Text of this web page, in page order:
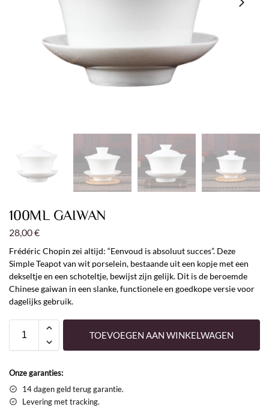
100ML GAIWAN
28,00€
Frédéric Chopin zei altijd: “Eenvoud is absoluut succes”. Deze
Simple Teapot van wit porselein, bestaande uit een kopje met een
dekseltje en een schoteltje, bewijst zijn gelijk. Dit is de beroemde
Chinese gaiwan in een slanke, functionele en goedkope versie voor
dagelijks gebruik.
TOEVOEGEN AAN WINKELWAGEN
Onze garanties:
14 dagen geld terug garantie.
Levering met tracking.